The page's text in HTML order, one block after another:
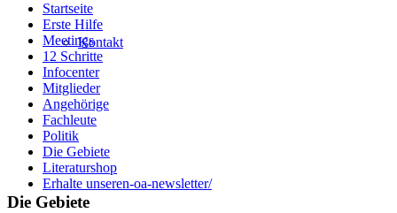
Kontakt
Erhalte unseren-oa-newsletter/
Startseite
Erste Hilfe
Meetings
12 Schritte
Infocenter
Mitglieder
Angehörige
Fachleute
Politik
Die Gebiete
Literaturshop
Die Gebiete